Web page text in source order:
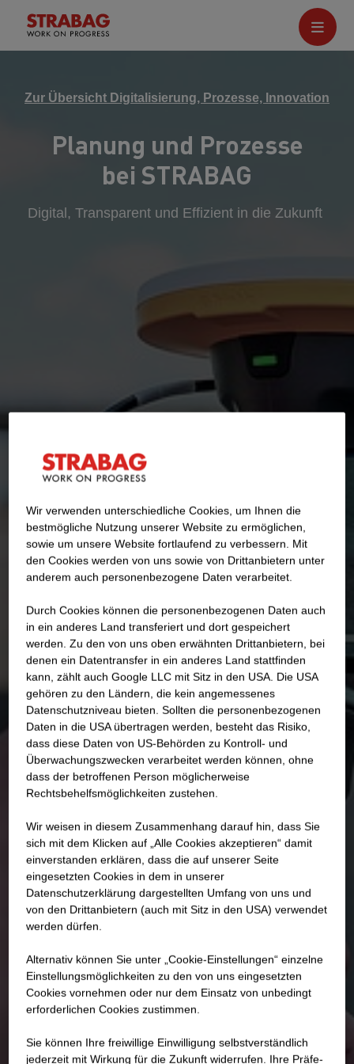
Zur Übersicht Digitalisierung, Prozesse, Innovation
Planung und Prozesse
bei STRABAG
Digital, Transparent und Effizient in die Zukunft
Wir verwenden unterschiedliche Cookies, um Ihnen die
best­mögliche Nutzung unserer Website zu ermöglichen,
sowie um unsere Website fortlaufend zu verbessern. Mit
den Cookies werden von uns sowie von Drittanbietern unter
anderem auch personenbezogene Daten verarbeitet.
Durch Cookies können die personenbezogenen Daten auch
in ein anderes Land transferiert und dort gespeichert
werden. Zu den von uns oben erwähnten Drittanbietern, bei
denen ein Datentransfer in ein anderes Land stattfinden
kann, zählt auch Google LLC mit Sitz in den USA. Die USA
gehören zu den Ländern, die kein angemessenes
Datenschutzniveau bieten. Sollten die personenbezogenen
Daten in die USA übertragen werden, besteht das Risiko,
dass diese Daten von US-Behörden zu Kontroll- und
Überwachungszwecken verarbeitet werden können, ohne
dass der betroffenen Person möglicherweise
Rechtsbehelfsmöglichkeiten zustehen.
Wir weisen in diesem Zusammenhang darauf hin, dass Sie
sich mit dem Klicken auf „Alle Cookies akzeptieren“ damit
ein­ver­standen erklären, dass die auf unserer Seite
eingesetzten Cookies in dem in unserer
Datenschutzerklärung dargestellten Umfang von uns und
von den Drittanbietern (auch mit Sitz in den USA) verwendet
werden dürfen.
Alternativ können Sie unter „Cookie-Einstellungen“ einzelne
Einstellungsmöglichkeiten zu den von uns eingesetzten
Cookies vornehmen oder nur dem Einsatz von unbedingt
erforderlichen Cookies zustimmen.
Sie können Ihre freiwillige Einwilligung selbstverständlich
jederzeit mit Wirkung für die Zukunft widerrufen. Ihre Prä­fe­